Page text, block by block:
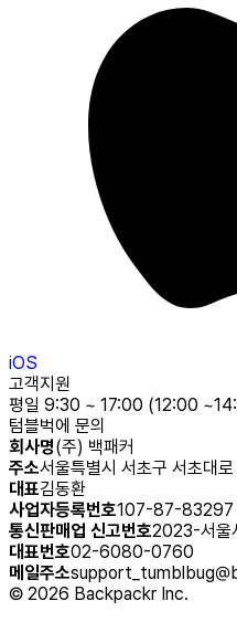
iOS
고객지원
평일 9:30 ~ 17:00 (12:00
텀블벅에 문의
회사명(주) 백패커
주소서울특별시 서초구 서초대
대표김동환
사업자등록번호107-87-83297
통신판매업 신고번호2023-서울
대표번호02-6080-0760
메일주소
© 2026 Backpackr Inc.